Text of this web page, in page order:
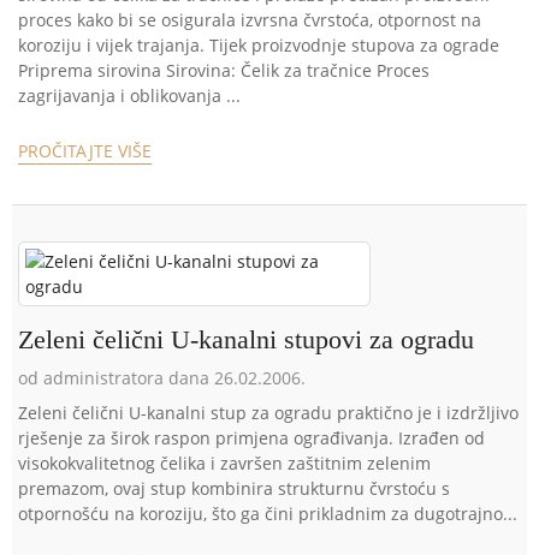
proces kako bi se osigurala izvrsna čvrstoća, otpornost na
koroziju i vijek trajanja. Tijek proizvodnje stupova za ograde
Priprema sirovina Sirovina: Čelik za tračnice Proces
zagrijavanja i oblikovanja ...
PROČITAJTE VIŠE
Zeleni čelični U-kanalni stupovi za ogradu
od administratora dana 26.02.2006.
Zeleni čelični U-kanalni stup za ogradu praktično je i izdržljivo
rješenje za širok raspon primjena ograđivanja. Izrađen od
visokokvalitetnog čelika i završen zaštitnim zelenim
premazom, ovaj stup kombinira strukturnu čvrstoću s
otpornošću na koroziju, što ga čini prikladnim za dugotrajno...